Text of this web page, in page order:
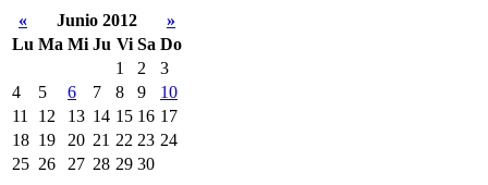
« Junio 2012
»
Lu Ma Mi Ju Vi Sa Do
1
2
3
4
5 6 7 8 9
10
11
12 13 14 15 16 17
18 19 20 21 22 23 24
25 26 27 28 29 30